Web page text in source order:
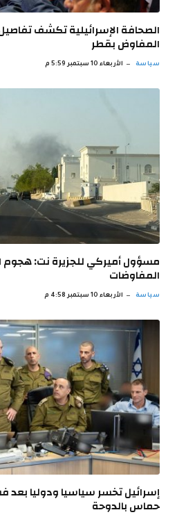
الصحافة الإسرائيلية تكشف
المفاوض بقطر
سياسة الأربعاء 10 سبتمبر 5:59 م
مسؤول أميركي للجزيرة نت: هجوم
المفاوضات
سياسة الأربعاء 10 سبتمبر 4:58 م
إسرائيل تخسر سياسيا ودوليا
حماس بالدوحة